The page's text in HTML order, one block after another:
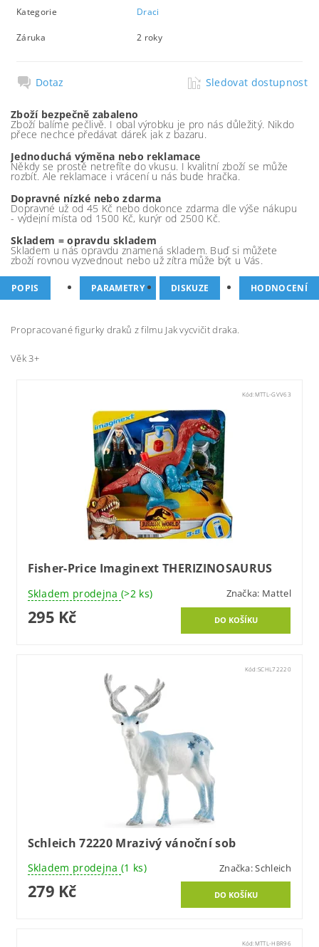
Kategorie Draci
Záruka 2 roky
Dotaz Sledovat dostupnost
Zboží bezpečně zabaleno
Zboží balíme pečlivě. I obal výrobku je pro nás důležitý. Nikdo
přece nechce předávat dárek jak z bazaru.
Jednoduchá výměna nebo reklamace
Někdy se prostě netrefíte do vkusu. I kvalitní zboží se může
rozbít. Ale reklamace i vrácení u nás bude hračka.
Dopravné nízké nebo zdarma
Dopravné už od 45 Kč nebo dokonce zdarma dle výše nákupu
- výdejní místa od 1500 Kč, kurýr od 2500 Kč.
Skladem = opravdu skladem
Skladem u nás opravdu znamená skladem. Buď si můžete
zboží rovnou vyzvednout nebo už zítra může být u Vás.
POPIS PARAMETRY DISKUZE HODNOCENÍ
Propracované figurky draků z filmu Jak vycvičit draka.
Věk 3+
Kód: MTTL-GVV63
Fisher-Price Imaginext THERIZINOSAURUS
Skladem prodejna (>2 ks) Značka: Mattel
295 Kč
Kód:SCHL72220
Schleich 72220 Mrazivý vánoční sob
Skladem prodejna (1 ks) Značka:Schleich
279 Kč
Kód:MTTL-HBR96